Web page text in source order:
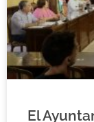
El